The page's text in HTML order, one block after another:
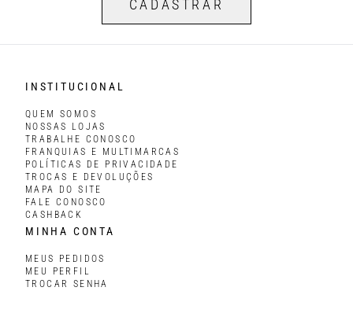
CADASTRAR
INSTITUCIONAL
QUEM SOMOS
NOSSAS LOJAS
TRABALHE CONOSCO
FRANQUIAS E MULTIMARCAS
POLÍTICAS DE PRIVACIDADE
TROCAS E DEVOLUÇÕES
MAPA DO SITE
FALE CONOSCO
CASHBACK
MINHA CONTA
MEUS PEDIDOS
MEU PERFIL
TROCAR SENHA